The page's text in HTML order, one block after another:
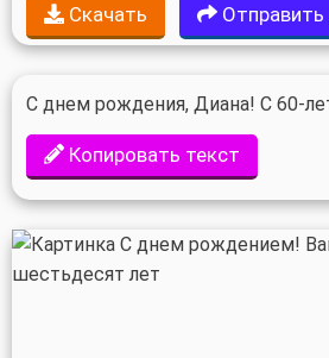
Скачать Отправить
С днем рождения, Диана! С 60-
Копировать текст